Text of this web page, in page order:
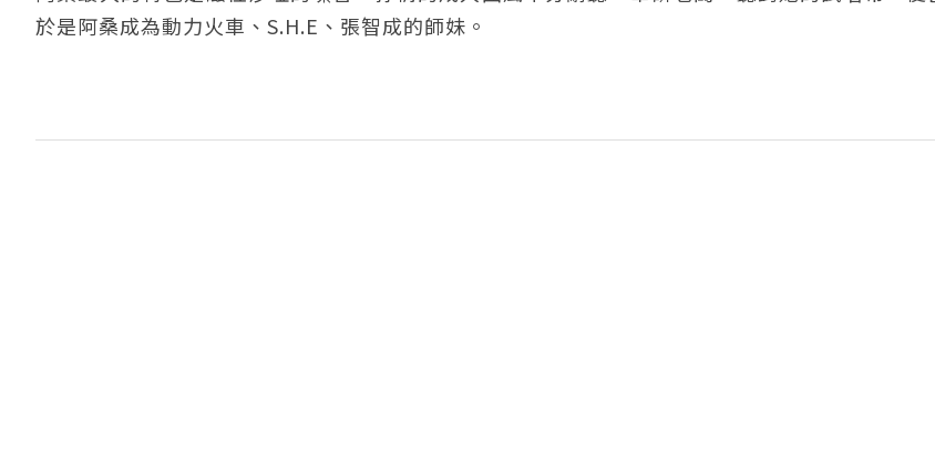
於是阿桑成為動力火車、S.H.E、張智成的師妹。